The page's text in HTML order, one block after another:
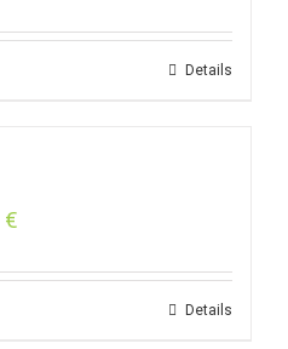
Details
€
Details